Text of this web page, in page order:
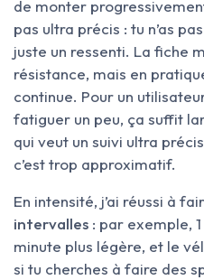
de monter
pas ultra précis : tu n’as
juste un ressenti. La fiche
résistance, mais en
continue. Pour un
fatiguer un peu, ça suffit
qui veut un suivi ultra
c’est trop approximatif.
En intensité, j’ai réussi à
intervalles : par exemple,
minute plus légère, et le
si tu cherches à faire des